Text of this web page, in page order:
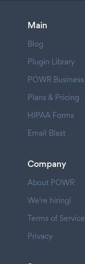
Main
Blog
Plugin Library
POWR Business
Plans & Pricing
HIPAA Forms
Email Blast
Company
About POWR
We're hiring!
Terms of Service
Privacy